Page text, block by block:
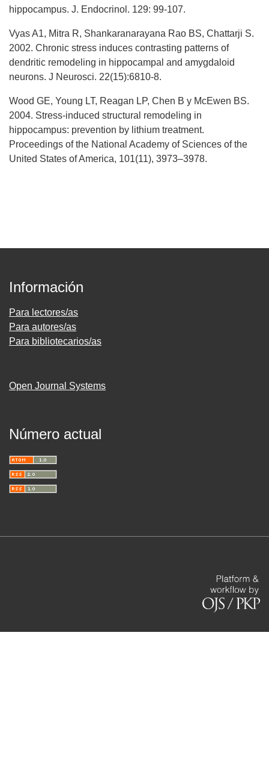
hippocampus. J. Endocrinol. 129: 99-107.
Vyas A1, Mitra R, Shankaranarayana Rao BS, Chattarji S.
2002. Chronic stress induces contrasting patterns of
dendritic remodeling in hippocampal and amygdaloid
neurons. J Neurosci. 22(15):6810-8.
Wood GE, Young LT, Reagan LP, Chen B y McEwen BS.
2004. Stress-induced structural remodeling in
hippocampus: prevention by lithium treatment.
Proceedings of the National Academy of Sciences of the
United States of America, 101(11), 3973–3978.
Información
Para lectores/as
Para autores/as
Para bibliotecarios/as
Open Journal Systems
Número actual